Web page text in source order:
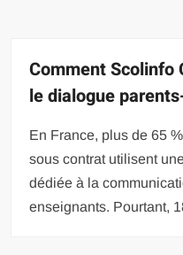
Comment Scolinfo
le dialogue
En France, plus de 65
sous contrat utilisent
dédiée à la
enseignants. Pourtant,